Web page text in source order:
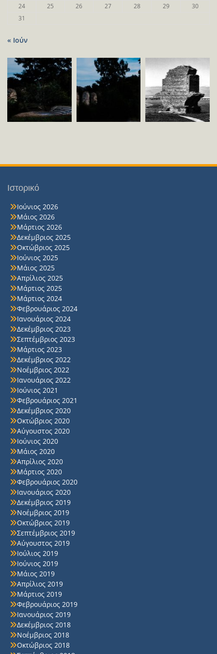
24 25 26 27 28 29
30
31
« Ιούν
Ιστορικό
Ιούνιος 2026
Μάιος 2026
Μάρτιος 2026
Δεκέμβριος 2025
Οκτώβριος 2025
Ιούνιος 2025
Μάιος 2025
Απρίλιος 2025
Μάρτιος 2025
Μάρτιος 2024
Φεβρουάριος 2024
Ιανουάριος 2024
Δεκέμβριος 2023
Σεπτέμβριος 2023
Μάρτιος 2023
Δεκέμβριος 2022
Νοέμβριος 2022
Ιανουάριος 2022
Ιούνιος 2021
Φεβρουάριος 2021
Δεκέμβριος 2020
Οκτώβριος 2020
Αύγουστος 2020
Ιούνιος 2020
Μάιος 2020
Απρίλιος 2020
Μάρτιος 2020
Φεβρουάριος 2020
Ιανουάριος 2020
Δεκέμβριος 2019
Νοέμβριος 2019
Οκτώβριος 2019
Σεπτέμβριος 2019
Αύγουστος 2019
Ιούλιος 2019
Ιούνιος 2019
Μάιος 2019
Απρίλιος 2019
Μάρτιος 2019
Φεβρουάριος 2019
Ιανουάριος 2019
Δεκέμβριος 2018
Νοέμβριος 2018
Οκτώβριος 2018